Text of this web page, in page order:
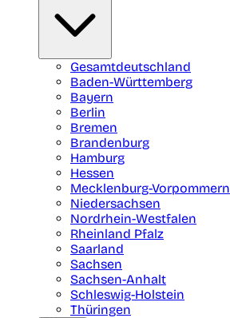
Gesamtdeutschland
Baden-Württemberg
Bayern
Berlin
Bremen
Brandenburg
Hamburg
Hessen
Mecklenburg-Vorpommern
Niedersachsen
Nordrhein-Westfalen
Rheinland Pfalz
Saarland
Sachsen
Sachsen-Anhalt
Schleswig-Holstein
Thüringen